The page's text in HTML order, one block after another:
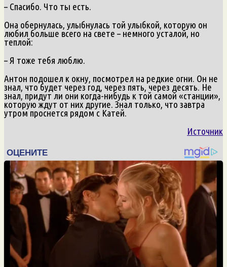
– Спасибо. Что ты есть.
Она обернулась, улыбнулась той улыбкой, которую он
любил больше всего на свете – немного усталой, но
теплой:
– Я тоже тебя люблю.
Антон подошел к окну, посмотрел на редкие огни. Он не
знал, что будет через год, через пять, через десять. Не
знал, придут ли они когда-нибудь к той самой «станции»,
которую ждут от них другие. Знал только, что завтра
утром проснется рядом с Катей.
Источник